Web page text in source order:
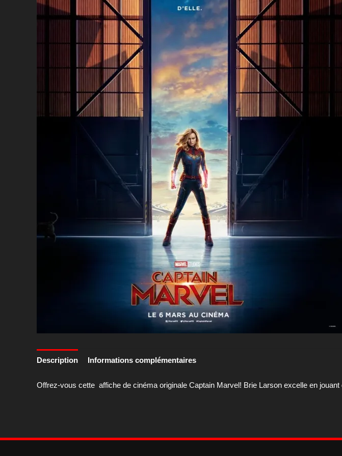
Description Informations complémentaires
Offrez-vous cette affiche de cinéma originale Captain Marvel! Brie Larson excelle en